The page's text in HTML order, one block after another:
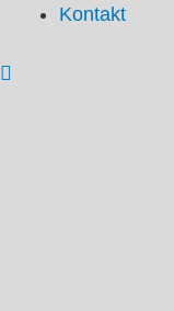
Kontakt